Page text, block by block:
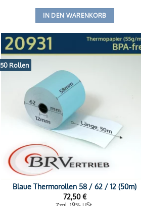
IN DEN WARENKORB
50 Rollen
Blaue Thermorollen 58 / 62 / 12 (50m)
72,50€